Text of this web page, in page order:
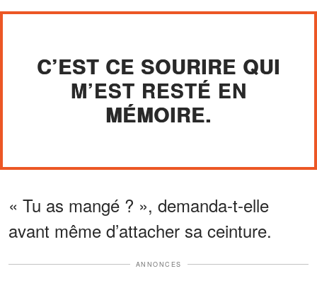
C’EST CE SOURIRE QUI
M’EST RESTÉ EN
MÉMOIRE.
« Tu as mangé ? », demanda-t-elle
avant même d’attacher sa ceinture.
ANNONCES